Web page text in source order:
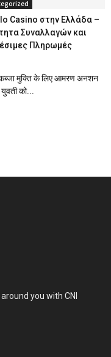
Casino στην Ελλάδα –
Συναλλαγών και
Πληρωμές
मुक्ति के लिए आमरण अनशन
युवती को...
you with CNI